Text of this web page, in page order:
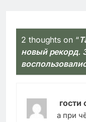
2 thoughts on “
новый рекорд.
гости
а при